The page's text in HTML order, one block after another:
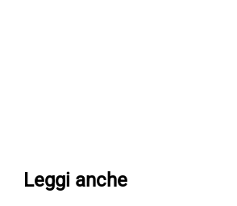
Leggi anche